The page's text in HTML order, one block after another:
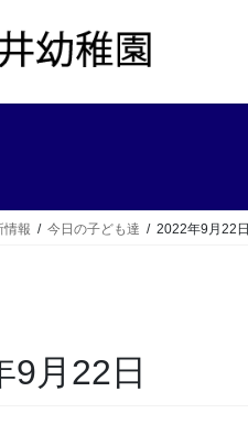
情報 今日の子ども達 2022年9月22日
9月22日